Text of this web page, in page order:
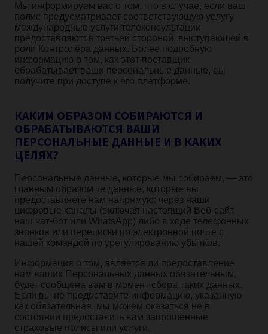
Мы информируем вас о том, что в случае, если ваш
полис предусматривает соответствующую услугу,
международные услуги телеконсультации
предоставляются третьей стороной, выступающей в
роли Контролёра данных. Более подробную
информацию о том, как этот поставщик
обрабатывает ваши персональные данные, вы
получите при доступе к его платформе.
КАКИМ ОБРАЗОМ СОБИРАЮТСЯ И
ОБРАБАТЫВАЮТСЯ ВАШИ
ПЕРСОНАЛЬНЫЕ ДАННЫЕ И В КАКИХ
ЦЕЛЯХ?
Персональные данные, которые мы собираем, — это
главным образом те данные, которые вы
предоставляете нам напрямую: через наши
цифровые каналы (включая настоящий Веб-сайт,
наш чат-бот или WhatsApp) либо в ходе телефонных
звонков или переписки по электронной почте с
нашей командой по урегулированию убытков.
Информация о том, является ли предоставление
нам ваших Персональных данных обязательным,
будет сообщена вам в момент сбора таких данных.
Если вы не предоставите информацию, указанную
как обязательная, мы можем оказаться не в
состоянии предоставить вам запрошенные
страховые полисы или услуги.